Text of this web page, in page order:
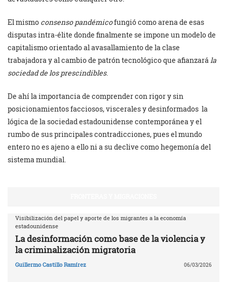
El mismo consenso pandémicofungió como arena de esas
disputas intra-élite donde finalmente se impone un modelo de
capitalismo orientado al avasallamiento de la clase
trabajadora y al cambio de patrón tecnológico que afianzarála
sociedad de los prescindibles.
De ahí la importancia de comprender con rigor y sin
posicionamientos facciosos, viscerales y desinformados la
lógica de la sociedad estadounidense contemporánea y el
rumbo de sus principales contradicciones, pues el mundo
entero no es ajeno a ello ni a su declive como hegemonía del
sistema mundial.
Visibilización del papel y aporte de los migrantes a la economía
estadounidense
La desinformación como base de la violencia y
la criminalización migratoria
Guillermo Castillo Ramírez 06/03/2026